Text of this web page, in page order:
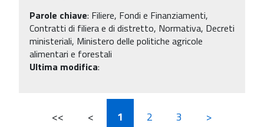
Parole chiave: Filiere, Fondi e Finanziamenti,
Contratti di filiera e di distretto, Normativa, Decreti
ministeriali, Ministero delle politiche agricole
alimentari e forestali
Ultima modifica:
<< < 1 2 3 >